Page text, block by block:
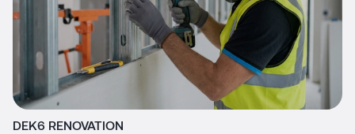
DEK6 RENOVATION